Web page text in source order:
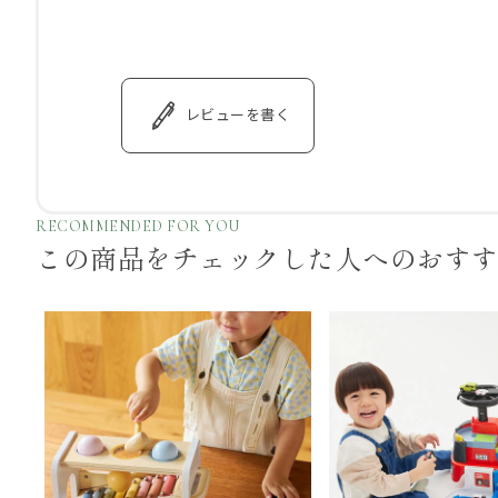
レビューを書く
RECOMMENDED FOR YOU
この商品をチェックした 人へのおす